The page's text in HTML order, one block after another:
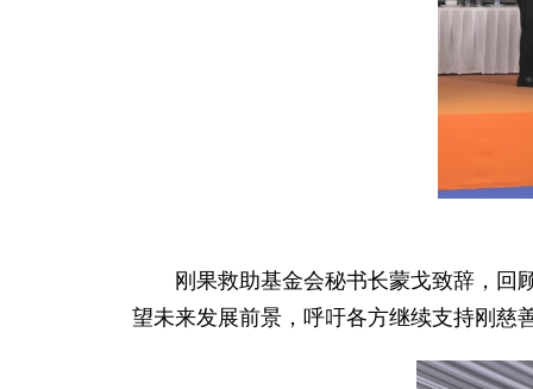
刚果救助基金会秘书长蒙戈致辞，回
望未来发展前景，呼吁各方继续支持刚慈